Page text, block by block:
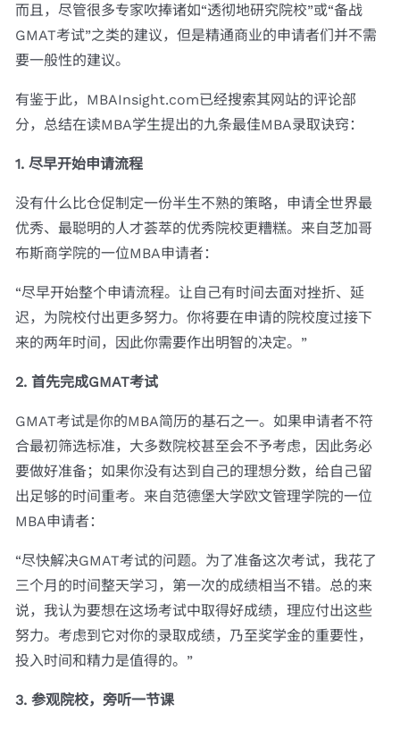
而且，尽管很多专家吹捧诸如“透彻地研究院校”或“备战
GMAT考试”之类的建议，但是精通商业的申请者们并不需
要一般性的建议。
有鉴于此，MBAInsight.com已经搜索其网站的评论部
分，总结在读MBA学生提出的九条最佳MBA录取诀窍：
1. 尽早开始申请流程
没有什么比仓促制定一份半生不熟的策略，申请全世界最
优秀、最聪明的人才荟萃的优秀院校更糟糕。来自芝加哥
布斯商学院的一位MBA申请者：
“尽早开始整个申请流程。让自己有时间去面对挫折、延
迟，为院校付出更多努力。你将要在申请的院校度过接下
来的两年时间，因此你需要作出明智的决定。”
2. 首先完成GMAT考试
GMAT考试是你的MBA简历的基石之一。如果申请者不符
合最初筛选标准，大多数院校甚至会不予考虑，因此务必
要做好准备；如果你没有达到自己的理想分数，给自己留
出足够的时间重考。来自范德堡大学欧文管理学院的一位
MBA申请者：
“尽快解决GMAT考试的问题。为了准备这次考试，我花了
三个月的时间整天学习，第一次的成绩相当不错。总的来
说，我认为要想在这场考试中取得好成绩，理应付出这些
努力。考虑到它对你的录取成绩，乃至奖学金的重要性，
投入时间和精力是值得的。”
3. 参观院校，旁听一节课